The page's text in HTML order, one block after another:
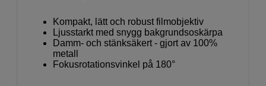
Kompakt, lätt och robust filmobjektiv
Ljusstarkt med snygg bakgrundsoskärpa
Damm- och stänksäkert - gjort av 100%
metall
Fokusrotationsvinkel på 180°